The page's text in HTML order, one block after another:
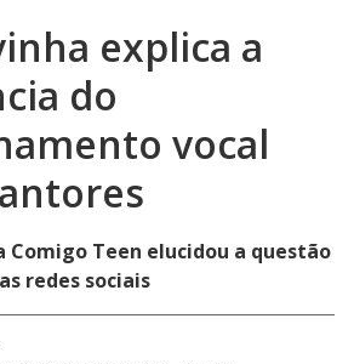
explica a
do
vocal
Comigo Teen elucidou a questão
redes sociais